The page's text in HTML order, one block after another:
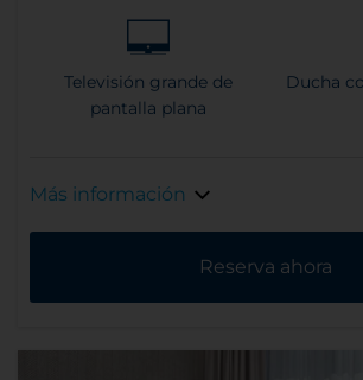
Televisión grande de
pantalla plana
Ducha
Más información
Reserva ahora